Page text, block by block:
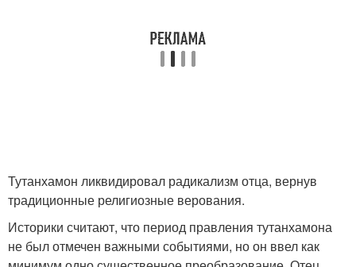
Тутанхамон ликвидировал радикализм отца, вернув
традиционные религиозные верования.
Историки считают, что период правления тутанхамона
не был отмечен важными событиями, но он ввел как